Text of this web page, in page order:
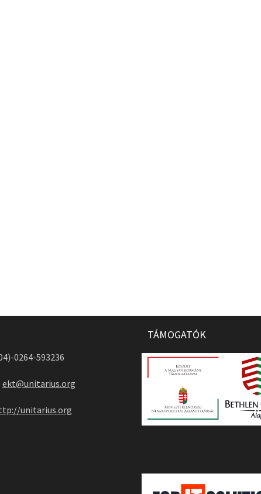
0264-593236
ekt@unitarius.org
unitarius.org
TÁMOGATÓK